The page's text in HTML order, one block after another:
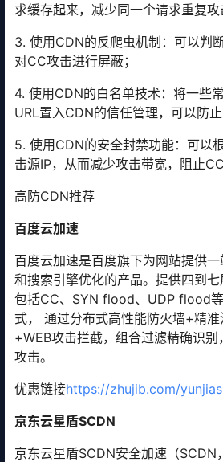
求缓存起来，减少同一个请求重复攻
3. 使用CDN的反爬虫机制：可以判
对CC攻击进行屏蔽；
4. 使用CDN的白名单技术：将一些
URL置入CDN的信任管理，可以防止
5. 使用CDN的安全封禁功能：可以
击源IP，从而减少攻击带宽，阻止CC
高防CDN推荐
百度云加速
百度云加速是百度旗下为网站提供
和搜索引擎优化的产品。提供四到七
包括CC、SYN flood、UDP flood
式， 通过分布式高性能防火墙+精
+WEB攻击拦截，组合过滤精确识
攻击。
优惠链接https://zhujib.com/
京东云星盾SCDN
京东云星盾SCDN安全加速（